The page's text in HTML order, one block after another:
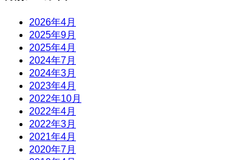
2026年4月
2025年9月
2025年4月
2024年7月
2024年3月
2023年4月
2022年10月
2022年4月
2022年3月
2021年4月
2020年7月